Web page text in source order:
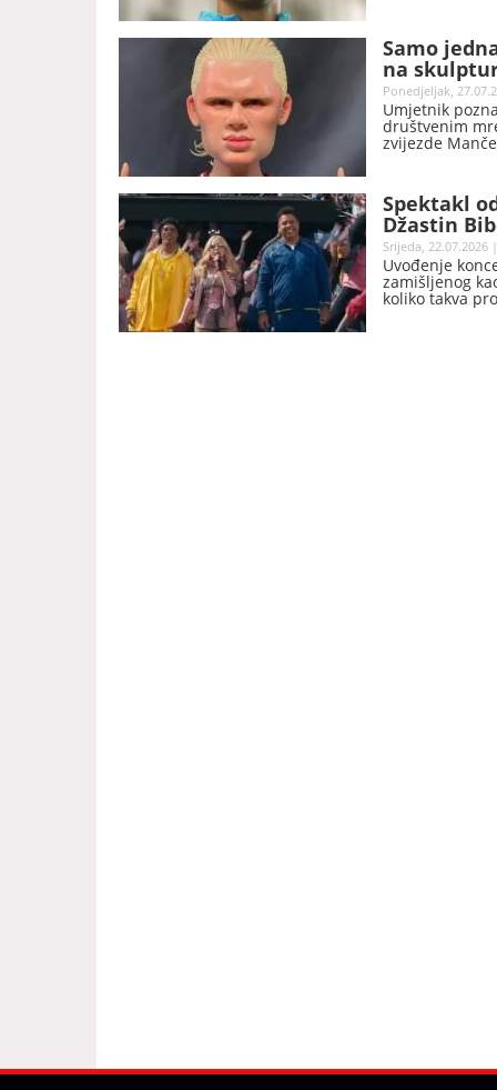
Samo
na
Ponedjeljak,
Umjetnik
društvenim
zvijezde
Spektakl
Džastin
Srijeda, 22.07.2026
Uvođenje
zamišljenog
koliko takva